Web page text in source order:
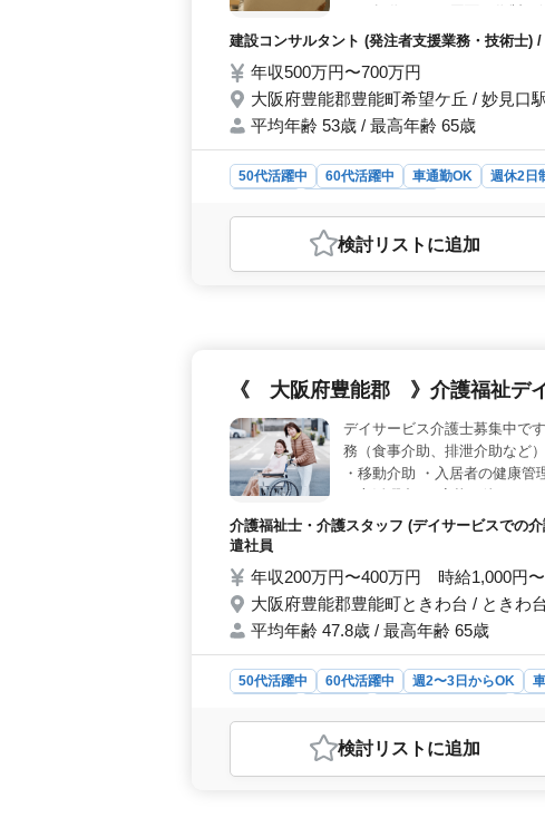
会保険完備 ＊50代、60代歓迎
建設コンサルタント (発注者支援業務・技術士)
年収500万円〜700万円
大阪府豊能郡豊能町希望ケ丘 / 妙見口
平均年齢 53歳 / 最高年齢 65歳
50代活躍中 60代活躍中 車通勤OK 週休2日
おすすめポイント
＜経験・スキルの活かし方＞ 発注者支援業
携わり、豊富な経験を活かしましょう。ま
＞ 1級土木施工管理技士や技術士の資格を
す。
検討リスト に追加
《 大阪府豊能郡 》介護福祉デ
デイサービス介護士募集中で
務（食事介助、排泄介助など
・移動介助 ・入居者の健康
介護福祉士・介護スタッフ (デイサービスでの
遣社員
年収200万円〜400万円 時給1,000円
大阪府豊能郡豊能町ときわ台 / ときわ
平均年齢 47.8歳 / 最高年齢 65歳
50代活躍中 60代活躍中 週2〜3日からOK
おすすめポイント
＜働きやすさ＞ 充実した福利厚生、週2〜
方で、ヘルパー2級以上の有資格者募集。
検討リスト に追加